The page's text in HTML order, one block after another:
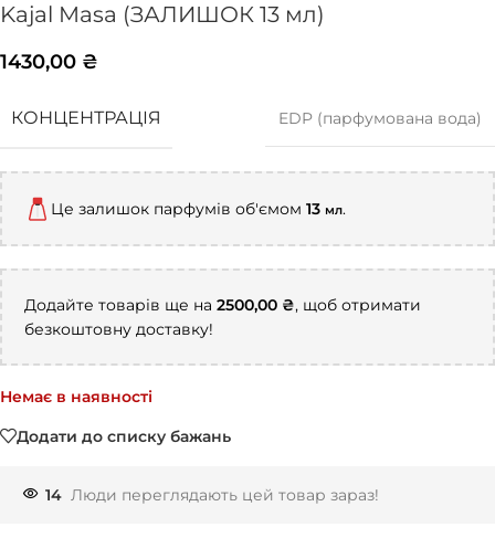
Kajal Masa (ЗАЛИШОК 13 мл)
1430,00 ₴
КОНЦЕНТРАЦІЯ EDP (парфумована вода)
Це залишок парфумів об'ємом 13 мл.
Додайте товарів ще на 2500,00 ₴, щоб отримати
безкоштовну доставку!
Немає в наявності
Додати до списку бажань
14 Люди переглядають цей товар зараз!